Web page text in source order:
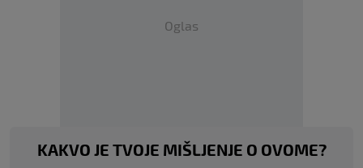
Oglas
KAKVO JE TVOJE MIŠLJENJE O OVOME?